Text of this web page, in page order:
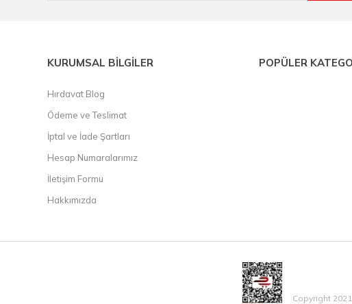
KURUMSAL BİLGİLER
Hırdavat Blog
Ödeme ve Teslimat
İptal ve İade Şartları
Hesap Numaralarımız
İletişim Formu
Hakkımızda
POPÜLER
Copyright